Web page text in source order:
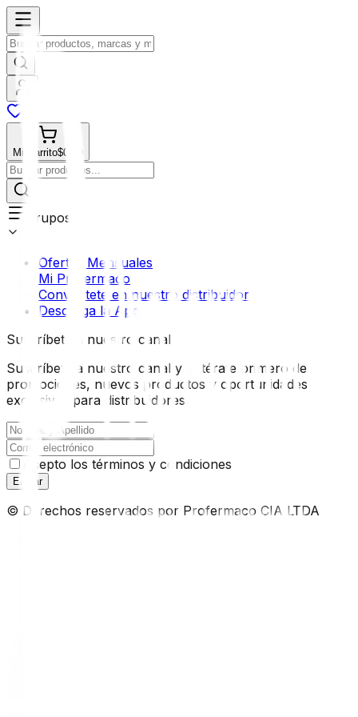
Mi Carrito$0.00
Grupos
Ofertas Mensuales
Mi Profermaco
Conviértete en nuestro distribuidor
Descarga la App
Suscríbete a nuestro canal
Suscríbete a nuestro canal y entérate primero de
promociones, nuevos productos y oportunidades
exclusivas para distribuidores.
Acepto los términos y condiciones
Enviar
© Derechos reservados por Profermaco CIA LTDA